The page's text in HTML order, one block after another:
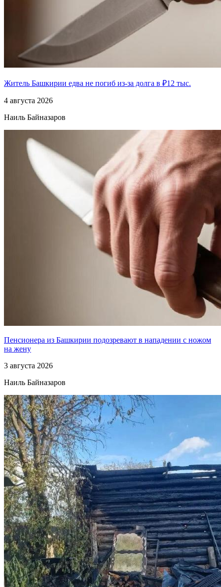
Житель Башкирии едва не погиб из-за долга в ₽12 тыс.
4 августа 2026
Наиль Байназаров
Пенсионера из Башкирии подозревают в нападении с ножом
на жену
3 августа 2026
Наиль Байназаров